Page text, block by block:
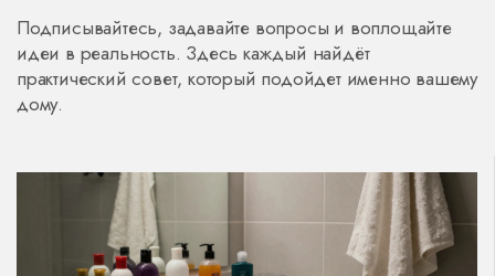
Подписывайтесь, задавайте вопросы и воплощайте
идеи в реальность. Здесь каждый найдёт
практический совет, который подойдет именно вашему
дому.